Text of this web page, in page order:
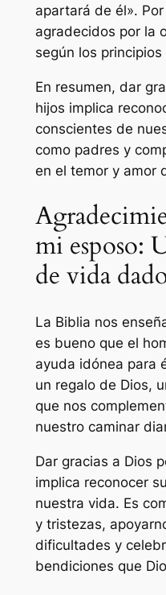
apartará de él».
agradecidos por la
según los
En resumen, dar
hijos implica
conscientes de
como padres y
en el temor y amor
mi esposo:
de vida
La Biblia nos
es bueno que el
ayuda idónea para
un regalo de Dios,
que nos
nuestro caminar
Dar gracias a Dios
implica reconocer
nuestra vida. Es
y tristezas,
dificultades y
bendiciones que